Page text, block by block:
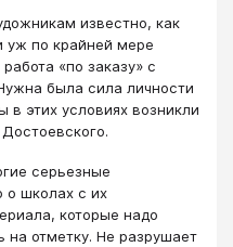
известно, как
уж по крайней мере
«по заказу» с
была сила личности
в этих условиях возникли
серьезные
о школах с их
которые надо
на отметку. Не разрушает